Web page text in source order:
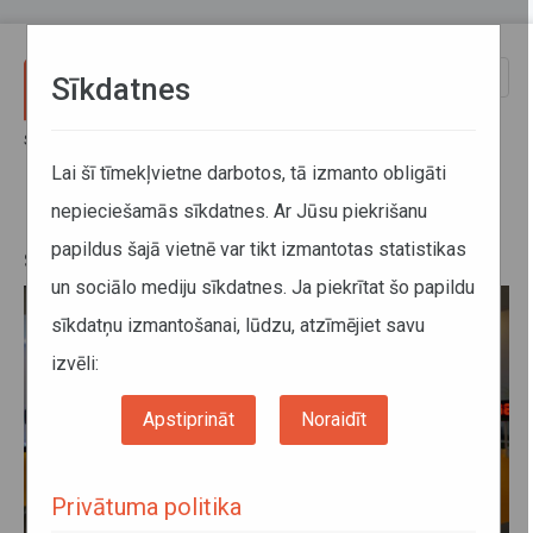
Sākums
Rīgas nodaļa 2. decembrī būs
slēgta
Sīkdatnes
Lai šī tīmekļvietne darbotos, tā izmanto obligāti
nepieciešamās sīkdatnes. Ar Jūsu piekrišanu
papildus šajā vietnē var tikt izmantotas statistikas
un sociālo mediju sīkdatnes. Ja piekrītat šo papildu
sīkdatņu izmantošanai, lūdzu, atzīmējiet savu
izvēli:
Apstiprināt Noraidīt
Privātuma politika